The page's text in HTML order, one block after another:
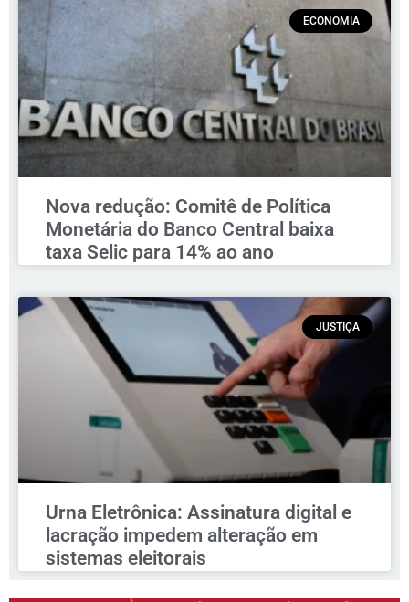
ECONOMIA
Nova redução: Comitê de Política
Monetária do Banco Central baixa
taxa Selic para 14% ao ano
JUSTIÇA
Urna Eletrônica: Assinatura digital e
lacração impedem alteração em
sistemas eleitorais